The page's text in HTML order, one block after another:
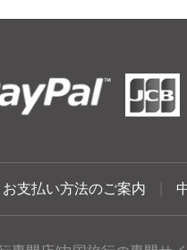
お支払い方法のご案内